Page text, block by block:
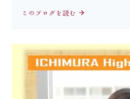
このブログを読む